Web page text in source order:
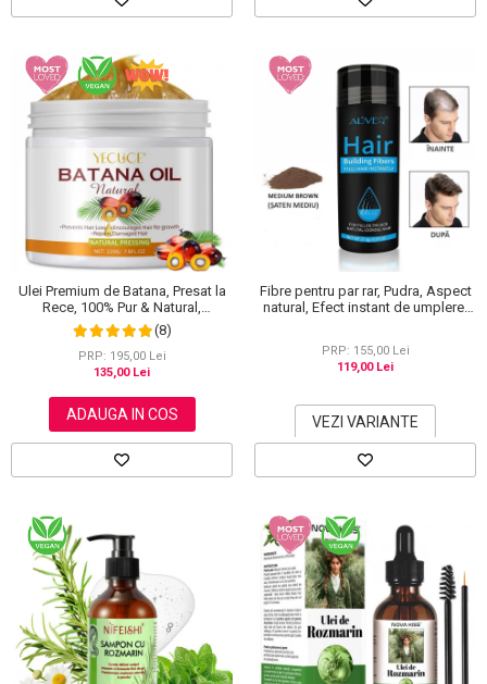
Ulei Premium de Batana, Presat la
Rece, 100% Pur & Natural,
Stopeaza Caderea Parului, Efect
Puternic Regenerator, 220 g
(8)
PRP: 195,00 Lei
135,00 Lei
ADAUGA IN COS
Fibre pentru par rar, Pudra, Aspect
natural, Efect instant de umplere,
PRP: 155,00 Lei
119,00 Lei
VEZI VARIANTE